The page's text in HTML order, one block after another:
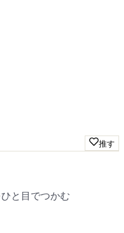
推す
と目でつかむ